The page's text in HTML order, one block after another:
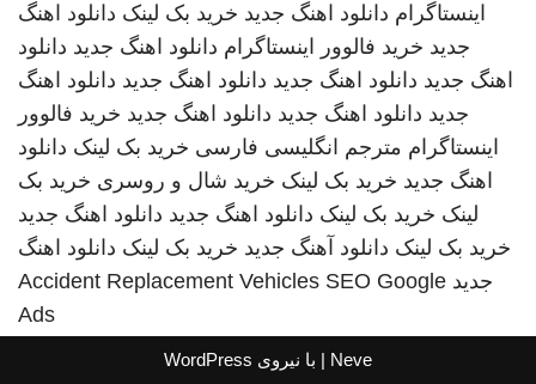
اینستاگرام دانلود اهنگ جدید خرید بک لینک دانلود اهنگ
جدید خرید فالوور اینستاگرام دانلود اهنگ جدید دانلود
اهنگ جدید دانلود اهنگ جدید دانلود اهنگ جدید دانلود اهنگ
جدید دانلود اهنگ جدید دانلود اهنگ جدید خرید فالوور
اینستاگرام مترجم انگلیسی فارسی خرید بک لینک دانلود
اهنگ جدید خرید بک لینک خرید شال و روسری خرید بک
لینک خرید بک لینک دانلود اهنگ جدید دانلود اهنگ جدید
خرید بک لینک دانلود آهنگ جدید خرید بک لینک دانلود اهنگ
جدید
Accident Replacement Vehicles SEO Google
Ads
Neve | با نیروی WordPress